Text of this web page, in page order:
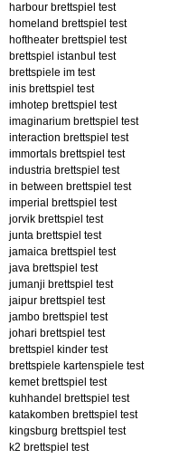
harbour brettspiel test
homeland brettspiel test
hoftheater brettspiel test
brettspiel istanbul test
brettspiele im test
inis brettspiel test
imhotep brettspiel test
imaginarium brettspiel test
interaction brettspiel test
immortals brettspiel test
industria brettspiel test
in between brettspiel test
imperial brettspiel test
jorvik brettspiel test
junta brettspiel test
jamaica brettspiel test
java brettspiel test
jumanji brettspiel test
jaipur brettspiel test
jambo brettspiel test
johari brettspiel test
brettspiel kinder test
brettspiele kartenspiele test
kemet brettspiel test
kuhhandel brettspiel test
katakomben brettspiel test
kingsburg brettspiel test
k2 brettspiel test